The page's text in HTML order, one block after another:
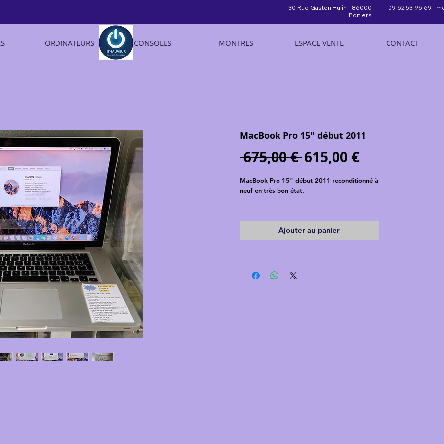
30 Rue Gaston Hulin - 86000
Poitiers
09 62 53 96 69
ORDINATEURS CONSOLES MONTRES ESPACE VENTE CONTACT
MacBook Pro 15" début 2011
675,00 € Prix
original
615,00 €Prix
MacBook Pro 15" début 2011 reconditionné à
neuf en très bon état.
Processeur : Intel Core I7 (2 GHz), double
Résolution d'écran : 1440 x 900
Graphismes : AMD Radeon HD 6490M
256 Mo
Ajouter au panier